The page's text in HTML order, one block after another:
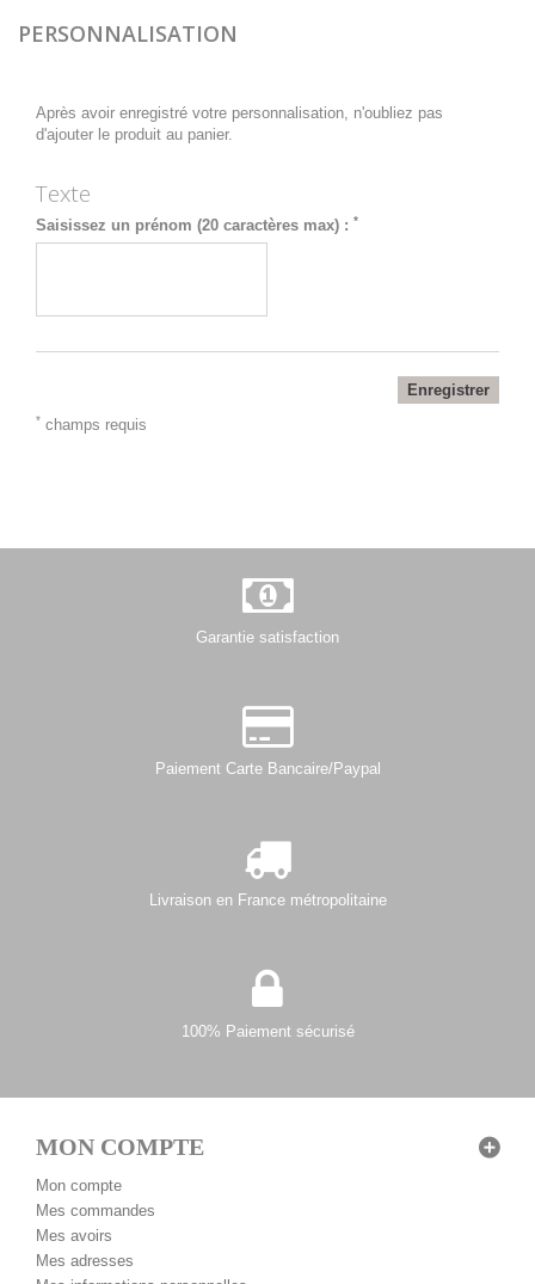
PERSONNALISATION
Après avoir enregistré votre personnalisation, n'oubliez pas
d'ajouter le produit au panier.
Texte
Saisissez un prénom (20 caractères max) : *
Enregistrer
* champs requis
Garantie satisfaction
Paiement Carte Bancaire/Paypal
Livraison en France métropolitaine
100% Paiement sécurisé
MON COMPTE
Mon compte
Mes commandes
Mes avoirs
Mes adresses